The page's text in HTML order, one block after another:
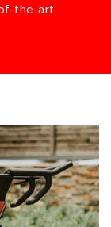
the-art